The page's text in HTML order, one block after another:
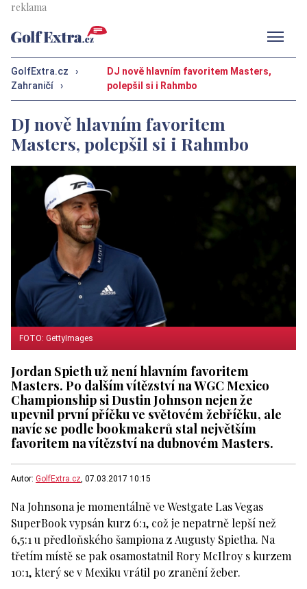
GolfExtra.cz
›
Zahraničí
›
DJ nově hlavním favoritem Masters,
polepšil si i Rahmbo
DJ nově hlavním favoritem
Masters, polepšil si i Rahmbo
FOTO: GettyImages
Jordan Spieth už není hlavním favoritem
Masters. Po dalším vítězství na WGC Mexico
Championship si Dustin Johnson nejen že
upevnil první příčku ve světovém žebříčku, ale
navíc se podle bookmakerů stal největším
favoritem na vítězství na dubnovém Masters.
Autor: GolfExtra.cz, 07.03.2017 10:15
Na Johnsona je momentálně ve Westgate Las Vegas
SuperBook vypsán kurz 6:1, což je nepatrně lepší než
6,5:1 u předloňského šampiona z Augusty Spietha. Na
třetím místě se pak osamostatnil Rory McIlroy s kurzem
10:1, který se v Mexiku vrátil po zranění žeber.